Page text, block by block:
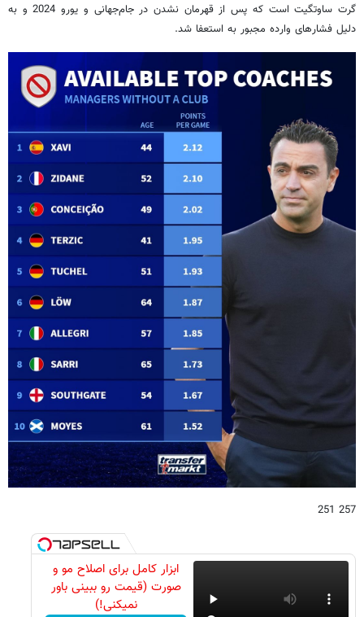
گرت ساوتگیت است که پس از قهرمان نشدن در جام‌جهانی و یورو 2024 و به
دلیل فشارهای وارده مجبور به استعفا شد.
257 251
ابزار کامل برای اصلاح مو و
صورت (قیمت رو ببینی باور
نمیکنی!)